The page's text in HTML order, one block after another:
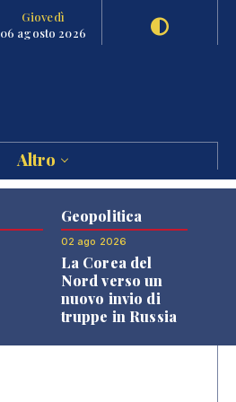
Giovedì
06 agosto 2026
Altro
Geopolitica
02 ago 2026
La Corea del
Nord verso un
nuovo invio di
truppe in Russia